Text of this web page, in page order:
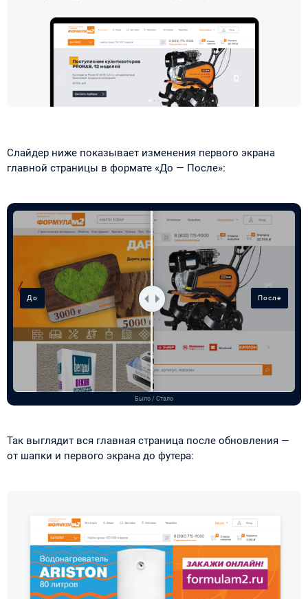
Слайдер ниже показывает изменения первого экрана
главной страницы в формате «До — После»:
Было / Стало
Так выглядит вся главная страница после обновления —
от шапки и первого экрана до футера: